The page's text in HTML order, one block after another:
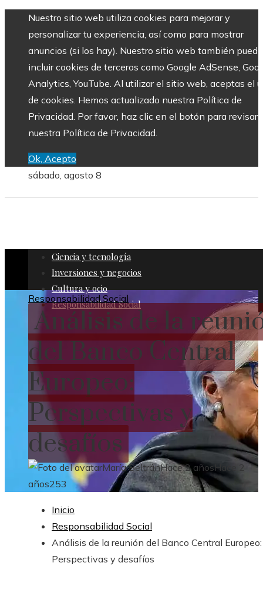
Nuestro sitio web utiliza cookies para mejorar y
personalizar tu experiencia, así como para mostrar
anuncios (si los hay). Nuestro sitio web también puede
incluir cookies de terceros como Google AdSense,
Analytics, YouTube. Al utilizar el sitio web, aceptas el
de cookies. Hemos actualizado nuestra Política de
Privacidad. Por favor, haz clic en el botón para revisar
nuestra Política de Privacidad.
Ok, Acepto
sábado, agosto 8
Ciencia y tecnología
Inversiones y negocios
Cultura y ocio
Responsabilidad Social
Responsabilidad Social
Análisis de la
del Banco Central
Europeo:
Perspectivas y
desafíos
María BeltránHace 2 añosHace 2
años253
Inicio
Responsabilidad Social
Análisis de la reunión del Banco Central Europeo:
Perspectivas y desafíos